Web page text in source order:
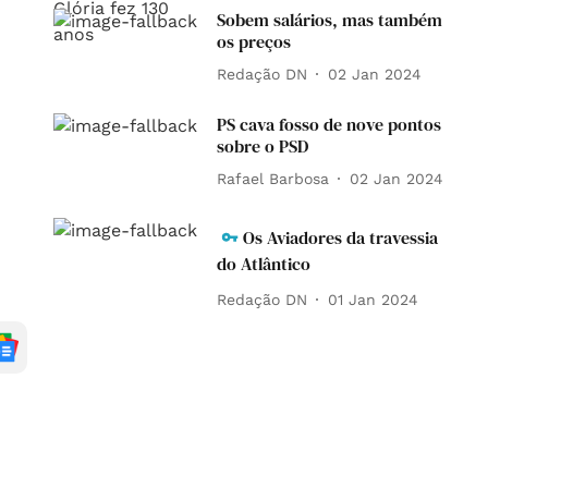
Sobem salários, mas também
os preços
Redação DN 02 Jan 2024
PS cava fosso de nove pontos
sobre o PSD
Rafael Barbosa 02 Jan 2024
Os Aviadores da travessia
do Atlântico
Redação DN 01 Jan 2024